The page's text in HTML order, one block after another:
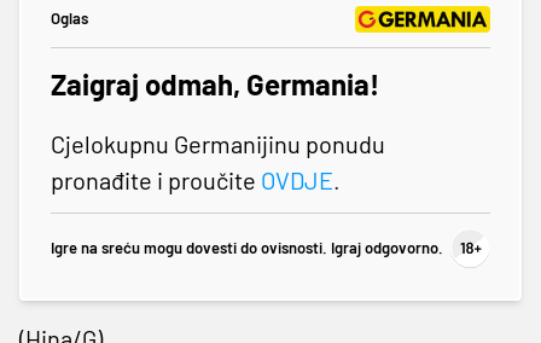
Oglas
Zaigraj odmah, Germania!
Cjelokupnu Germanijinu ponudu
pronađite i proučite OVDJE.
Igre na sreću mogu dovesti do ovisnosti. Igraj odgovorno.